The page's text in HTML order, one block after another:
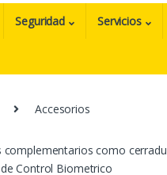
Seguridad Servicios
Accesorios
complementarios como
Control Biometrico